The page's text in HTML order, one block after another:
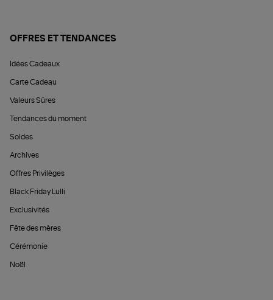
OFFRES ET TENDANCES
Idées Cadeaux
Carte Cadeau
Valeurs Sûres
Tendances du moment
Soldes
Archives
Offres Privilèges
Black Friday Lulli
Exclusivités
Fête des mères
Cérémonie
Noël